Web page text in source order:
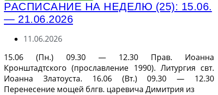
РАСПИСАНИЕ НА НЕДЕЛЮ (25): 15.06.
— 21.06.2026
11.06.2026
15.06 (Пн.) 09.30 — 12.30 Прав. Иоанна
Кронштадтского (прославление 1990). Литургия свт.
Иоанна Златоуста. 16.06 (Вт.) 09.30 — 12.30
Перенесение мощей блгв. царевича Димитрия из